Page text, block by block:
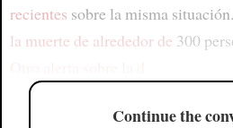
recientes sobre la misma
la muerte de alrededor de 300
Continue the